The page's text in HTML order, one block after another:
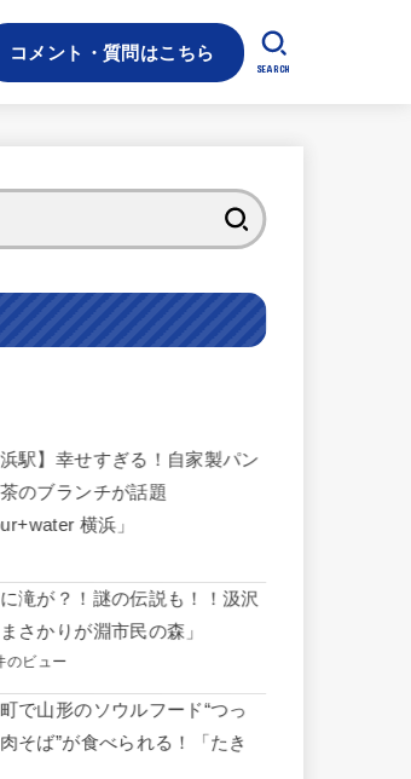
コメント・質問はこちら
SEARCH
浜駅】幸せすぎる！自家製パン
のブランチが話題
横浜」
滝が？！謎の伝説も！！汲沢
さかりが淵市民の森」
のビュー
で山形のソウルフード“つっ
そば”が食べられる！「たき